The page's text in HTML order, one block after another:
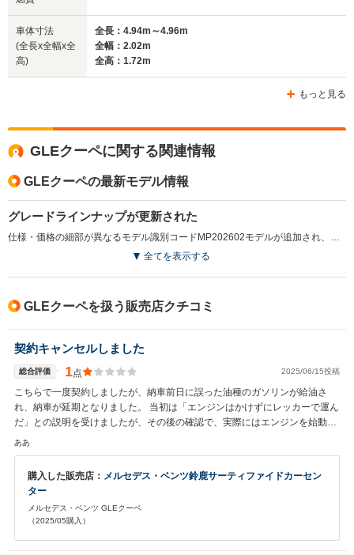
車体寸法
(全長x全幅x全
高)
全長：4.94m～4.96m
全幅：2.02m
全高：1.72m
もっと見る
GLEクーペに関する関連情報
GLEクーペの最新モデル情報
グレードラインナップが更新された
全てを表示する
GLEクーペを扱う販売店クチコミ
契約キャンセルしました
総合評価 1点 2025/06/15投稿
こちらで一度契約しましたが、納車前日に誤った油種のガソリンが給油さ
れ、納車が延期となりました。 当初は「エンジンはかけずにレッカーで運ん
だ」との説明を受けましたが、その後の確認で、実際にはエンジンを始動し
て自走していたことが明らかになりました。 この点については、結果的に当
頼関係は損なわれたと感じています。 購入を検討される方は、事前の確認と
慎重な対応をおすすめします。
ああ
購入した販売店： メルセデス・ベンツ鈴鹿サーティファイドカーセン
ター
メルセデス・ベンツ GLEクーペ
（2025/05購入）